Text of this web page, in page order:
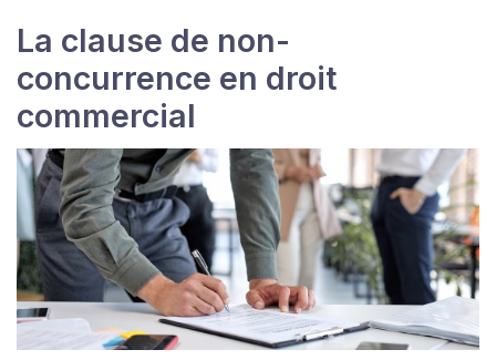
La clause de non-
concurrence en droit
commercial